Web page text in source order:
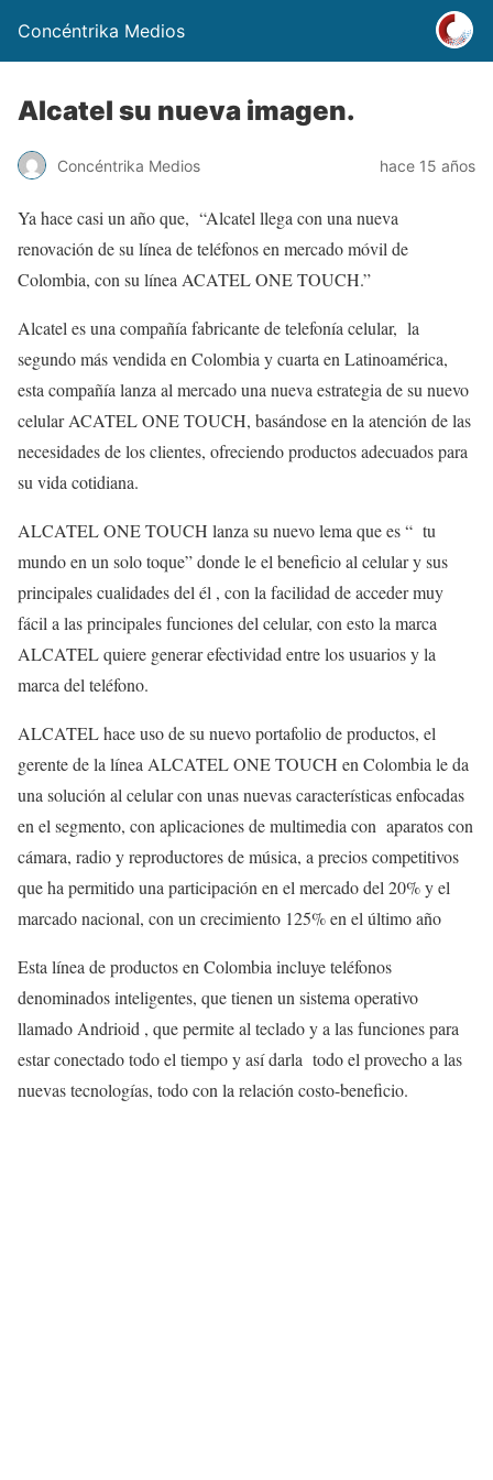
Concéntrika Medios
Alcatel su nueva imagen.
Concéntrika Medios hace 15 años
Ya hace casi un año que, “Alcatel llega con una nueva
renovación de su línea de teléfonos en mercado móvil de
Colombia, con su línea ACATEL ONE TOUCH.”
Alcatel es una compañía fabricante de telefonía celular, la
segundo más vendida en Colombia y cuarta en Latinoamérica,
esta compañía lanza al mercado una nueva estrategia de su nuevo
celular ACATEL ONE TOUCH, basándose en la atención de las
necesidades de los clientes, ofreciendo productos adecuados para
su vida cotidiana.
ALCATEL ONE TOUCH lanza su nuevo lema que es “ tu
mundo en un solo toque” donde le el beneficio al celular y sus
principales cualidades del él , con la facilidad de acceder muy
fácil a las principales funciones del celular, con esto la marca
ALCATEL quiere generar efectividad entre los usuarios y la
marca del teléfono.
ALCATEL hace uso de su nuevo portafolio de productos, el
gerente de la línea ALCATEL ONE TOUCH en Colombia le da
una solución al celular con unas nuevas características enfocadas
en el segmento, con aplicaciones de multimedia con aparatos con
cámara, radio y reproductores de música, a precios competitivos
que ha permitido una participación en el mercado del 20% y el
marcado nacional, con un crecimiento 125% en el último año
Esta línea de productos en Colombia incluye teléfonos
denominados inteligentes, que tienen un sistema operativo
llamado Andrioid , que permite al teclado y a las funciones para
estar conectado todo el tiempo y así darla todo el provecho a las
nuevas tecnologías, todo con la relación costo-beneficio.